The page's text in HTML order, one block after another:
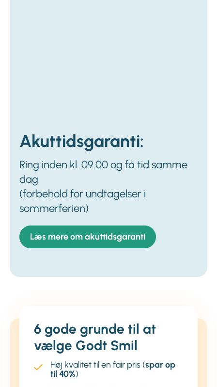
Akuttidsgaranti:
Ring inden kl. 09.00 og få tid samme
dag
(forbehold for undtagelser i
sommerferien)
Læs mere om akuttidsgaranti
6 gode grunde til at
vælge Godt Smil
Høj kvalitet til en fair pris (spar op
til 40%)